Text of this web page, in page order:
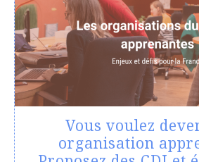
Vous voulez
organisation